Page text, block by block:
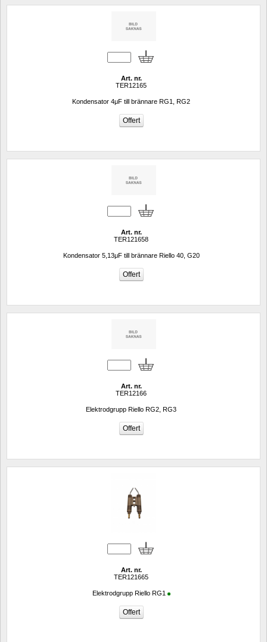
Art. nr.
TER12165
Kondensator 4μF till brännare RG1, RG2
Art. nr.
TER121658
Kondensator 5,13μF till brännare Riello 40, G20
Art. nr.
TER12166
Elektrodgrupp Riello RG2, RG3
Art. nr.
TER121665
Elektrodgrupp Riello RG1